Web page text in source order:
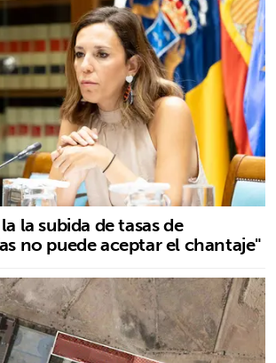
la subida de tasas de
no puede aceptar el chantaje"